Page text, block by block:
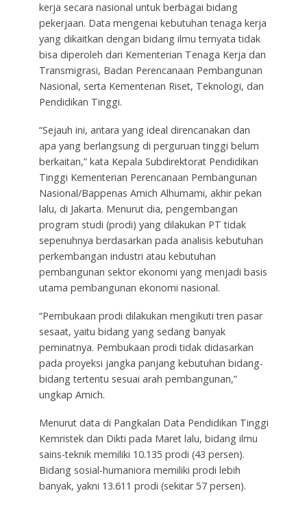
kerja secara nasional untuk berbagai bidang
pekerjaan. Data mengenai kebutuhan tenaga kerja
yang dikaitkan dengan bidang ilmu ternyata tidak
bisa diperoleh dari Kementerian Tenaga Kerja dan
Transmigrasi, Badan Perencanaan Pembangunan
Nasional, serta Kementerian Riset, Teknologi, dan
Pendidikan Tinggi.
“Sejauh ini, antara yang ideal direncanakan dan
apa yang berlangsung di perguruan tinggi belum
berkaitan,” kata Kepala Subdirektorat Pendidikan
Tinggi Kementerian Perencanaan Pembangunan
Nasional/Bappenas Amich Alhumami, akhir pekan
lalu, di Jakarta. Menurut dia, pengembangan
program studi (prodi) yang dilakukan PT tidak
sepenuhnya berdasarkan pada analisis kebutuhan
perkembangan industri atau kebutuhan
pembangunan sektor ekonomi yang menjadi basis
utama pembangunan ekonomi nasional.
“Pembukaan prodi dilakukan mengikuti tren pasar
sesaat, yaitu bidang yang sedang banyak
peminatnya. Pembukaan prodi tidak didasarkan
pada proyeksi jangka panjang kebutuhan bidang-
bidang tertentu sesuai arah pembangunan,”
ungkap Amich.
Menurut data di Pangkalan Data Pendidikan Tinggi
Kemristek dan Dikti pada Maret lalu, bidang ilmu
sains-teknik memiliki 10.135 prodi (43 persen).
Bidang sosial-humaniora memiliki prodi lebih
banyak, yakni 13.611 prodi (sekitar 57 persen).